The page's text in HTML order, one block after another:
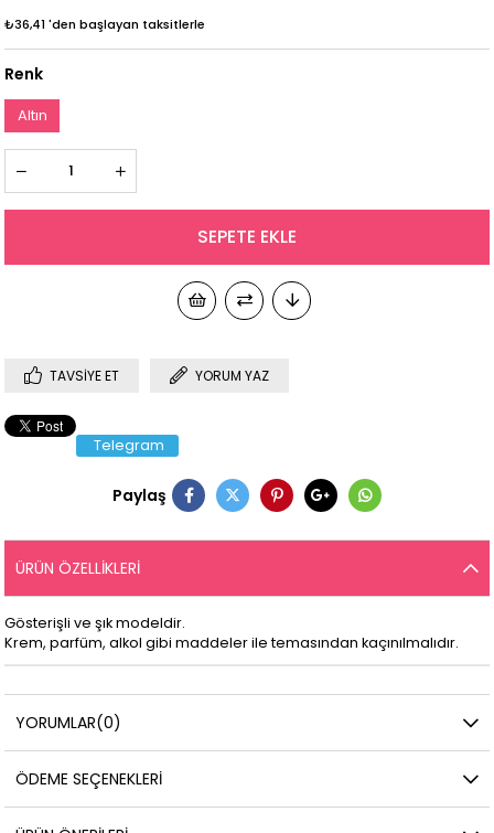
₺36,41 'den başlayan taksitlerle
Renk
Altın
TAVSIYE ET YORUM YAZ
Telegram
Paylaş
ÜRÜN ÖZELLIKLERI
Gösterişli ve şık modeldir.
Krem, parfüm, alkol gibi maddeler ile temasından kaçınılmalıdır.
YORUMLAR(0)
ÖDEME SEÇENEKLERI